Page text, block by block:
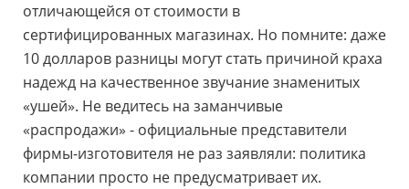
отличающейся от стоимости в
сертифицированных магазинах. Но помните: даже
10 долларов разницы могут стать причиной краха
надежд на качественное звучание знаменитых
«ушей». Не ведитесь на заманчивые
«распродажи» - официальные представители
фирмы-изготовителя не раз заявляли: политика
компании просто не предусматривает их.